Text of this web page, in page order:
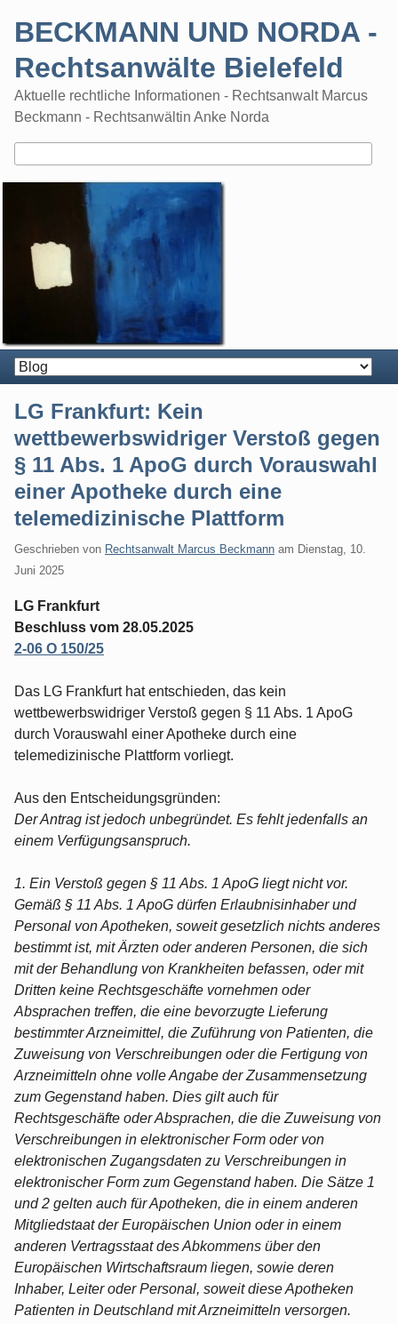
BECKMANN UND NORDA -
Rechtsanwälte Bielefeld
Aktuelle rechtliche Informationen - Rechtsanwalt Marcus
Beckmann - Rechtsanwältin Anke Norda
LG Frankfurt: Kein
wettbewerbswidriger Verstoß gegen
§ 11 Abs. 1 ApoG durch Vorauswahl
einer Apotheke durch eine
telemedizinische Plattform
Geschrieben von Rechtsanwalt Marcus Beckmann am Dienstag, 10.
Juni 2025
LG Frankfurt
Beschluss vom 28.05.2025
2-06 O 150/25
Das LG Frankfurt hat entschieden, das kein
wettbewerbswidriger Verstoß gegen § 11 Abs. 1 ApoG
durch Vorauswahl einer Apotheke durch eine
telemedizinische Plattform vorliegt.
Aus den Entscheidungsgründen:
Der Antrag ist jedoch unbegründet. Es fehlt jedenfalls an
einem Verfügungsanspruch.
1. Ein Verstoß gegen § 11 Abs. 1 ApoG liegt nicht vor.
Gemäß § 11 Abs. 1 ApoG dürfen Erlaubnisinhaber und
Personal von Apotheken, soweit gesetzlich nichts anderes
bestimmt ist, mit Ärzten oder anderen Personen, die sich
mit der Behandlung von Krankheiten befassen, oder mit
Dritten keine Rechtsgeschäfte vornehmen oder
Absprachen treffen, die eine bevorzugte Lieferung
bestimmter Arzneimittel, die Zuführung von Patienten, die
Zuweisung von Verschreibungen oder die Fertigung von
Arzneimitteln ohne volle Angabe der Zusammensetzung
zum Gegenstand haben. Dies gilt auch für
Rechtsgeschäfte oder Absprachen, die die Zuweisung von
Verschreibungen in elektronischer Form oder von
elektronischen Zugangsdaten zu Verschreibungen in
elektronischer Form zum Gegenstand haben. Die Sätze 1
und 2 gelten auch für Apotheken, die in einem anderen
Mitgliedstaat der Europäischen Union oder in einem
anderen Vertragsstaat des Abkommens über den
Europäischen Wirtschaftsraum liegen, sowie deren
Inhaber, Leiter oder Personal, soweit diese Apotheken
Patienten in Deutschland mit Arzneimitteln versorgen.